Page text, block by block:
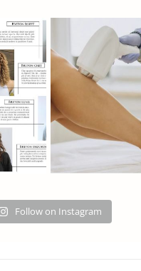
Follow on Instagram